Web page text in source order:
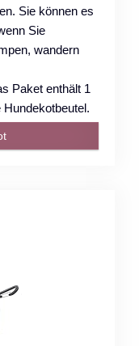
Sie können es
Sie
wandern
Paket enthält 1